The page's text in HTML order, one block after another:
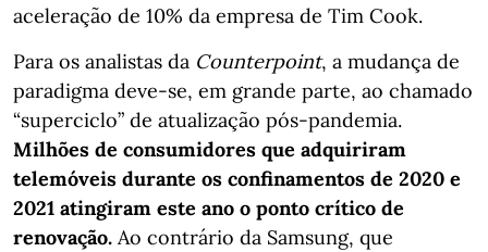
aceleração de 10% da empresa de Tim Cook.
Para os analistas da Counterpoint, a mudança de
paradigma deve-se, em grande parte, ao chamado
“superciclo” de atualização pós-pandemia.
Milhões de consumidores que adquiriram
telemóveis durante os confinamentos de 2020 e
2021 atingiram este ano o ponto crítico de
renovação. Ao contrário da Samsung, que